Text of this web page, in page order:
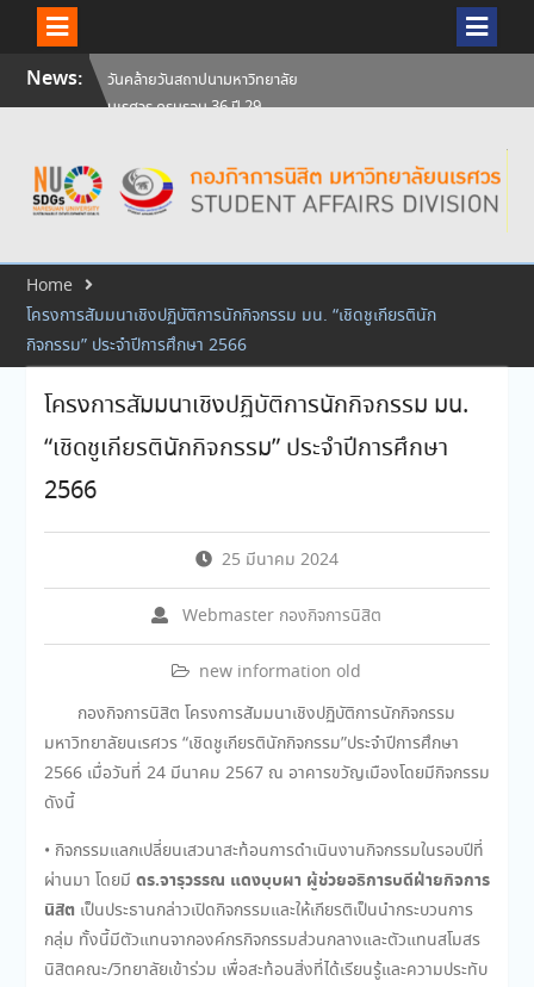
SkipNews:
นเรศวร ครบรอบ 36 ปี 29
กรกฎาคม 2569
สัมภาษณ์นิสิตเพื่อพิจารณาเข้ารับ
ประจำปีการศึกษา 256
ศิษย์เก่าแพทย์ถ่ายทอดความรู้ให้
แก่นิสิตปัจจุบัน
Home
โครงการสัมมนาเชิงปฏิบัติการนักกิจกรรม มน. “เชิดชูเกียรตินัก
กิจกรรม” ประจำปีการศึกษา 2566
โครงการสัมมนาเชิงปฏิบัติการนักกิจกรรม มน.
“เชิดชูเกียรตินักกิจกรรม” ประจำปีการศึกษา
2566
25 มีนาคม 2024
Webmaster กองกิจการนิสิต
new information old
กองกิจการนิสิต โครงการสัมมนาเชิงปฏิบัติการนักกิจกรรม
มหาวิทยาลัยนเรศวร “เชิดชูเกียรตินักกิจกรรม”ประจำปีการศึกษา
2566 เมื่อวันที่ 24 มีนาคม 2567 ณ อาคารขวัญเมืองโดยมีกิจกรรม
ดังนี้
• กิจกรรมแลกเปลี่ยนเสวนาสะท้อนการดำเนินงานกิจกรรมในรอบปีที่
ผ่านมา โดยมี ดร.จารุวรรณ แดงบุบผา ผู้ช่วยอธิการบดีฝ่ายกิจการ
นิสิตเป็นประธานกล่าวเปิดกิจกรรมและให้เกียรติเป็นนำกระบวนการ
กลุ่ม ทั้งนี้มีตัวแทนจากองค์กรกิจกรรมส่วนกลางและตัวแทนสโมสร
นิสิตคณะ/วิทยาลัยเข้าร่วม เพื่อสะท้อนสิ่งที่ได้เรียนรู้และความประทับ